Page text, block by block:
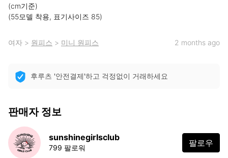
(cm기준)
(55모델 착용, 표기사이즈 85)
여자 > 원피스 > 미니 원피스 2 months ago
후루츠 '안전결제'하고 걱정없이 거래하세요
판매자 정보
sunshinegirlsclub
799 팔로워 팔로우